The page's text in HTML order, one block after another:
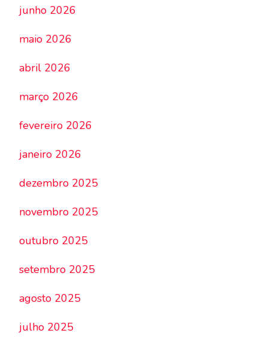
junho 2026
maio 2026
abril 2026
março 2026
fevereiro 2026
janeiro 2026
dezembro 2025
novembro 2025
outubro 2025
setembro 2025
agosto 2025
julho 2025